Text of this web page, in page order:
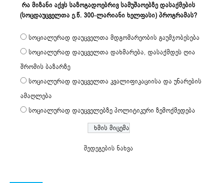
რა მიზანი აქვს საზოგადოებრივ სამუშაოებზე დასაქმების
(სოცდაუცველთა ე.წ. 300-ლარიანი ხელფასი) პროგრამას?
სოციალურად დაუცველთა მდგომარეობის გაუმჯობესება
სოციალურად დაუცველთა დახმარება, დასაქმდეს ღია
შრომის ბაზარზე
სოციალურად დაუცველთა კვალიფიკაციისა და უნარების
ამაღლება
სოციალურად დაუცველებზე პოლიტიკური ზემოქმედება
შედეგების ნახვა